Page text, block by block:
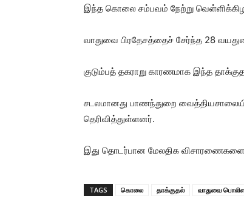
இந்த கொலை சம்பவம் நேற்று
வாதுவை பிரதேசத்தைச் சேர்ந்த 28
குடும்பத் தகராறு காரணமாக இந்த
சடலமானது பாணந்துறை
தெரிவித்துள்ளனர்.
இது தொடர்பான மேலதிக
TAGS கொலை தாக்குதல் வாதுவை